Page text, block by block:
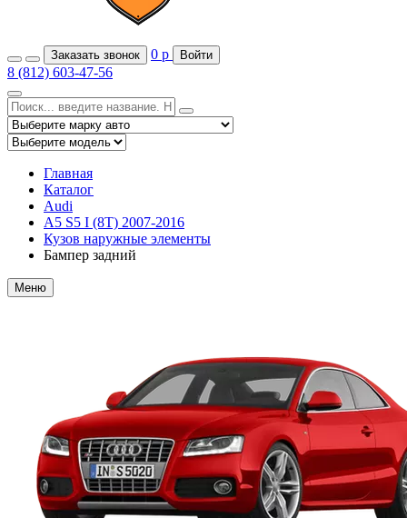
Заказать звонок 0 р Войти
8 (812) 603-47-56
Главная
Каталог
Audi
A5 S5 I (8T) 2007-2016
Кузов наружные элементы
Бампер задний
Меню